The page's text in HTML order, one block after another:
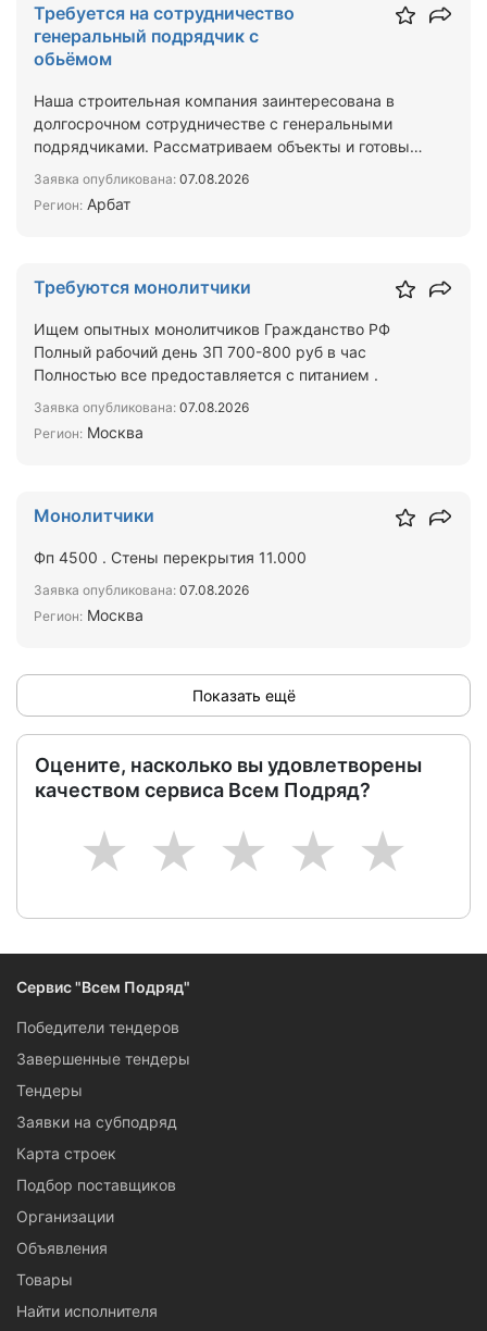
Требуется на сотрудничество
генеральный подрядчик с
обьёмом
Наша строительная компания заинтересована в
долгосрочном сотрудничестве с генеральными
подрядчиками. Рассматриваем объекты и готовы
Заявка опубликована: 07.08.2026
Регион: Арбат
Требуются монолитчики
Ищем опытных монолитчиков Гражданство РФ
Полный рабочий день ЗП 700-800 руб в час
Полностью все предоставляется с питанием .
Заявка опубликована: 07.08.2026
Регион: Москва
Монолитчики
Фп 4500 . Стены перекрытия 11.000
Заявка опубликована: 07.08.2026
Регион: Москва
Показать ещё
Оцените, насколько вы удовлетворены
качеством сервиса Всем Подряд?
5
4
3
2
1
Сервис "Всем Подряд"
Победители тендеров
Завершенные тендеры
Тендеры
Заявки на субподряд
Карта строек
Подбор поставщиков
Организации
Объявления
Товары
Найти исполнителя